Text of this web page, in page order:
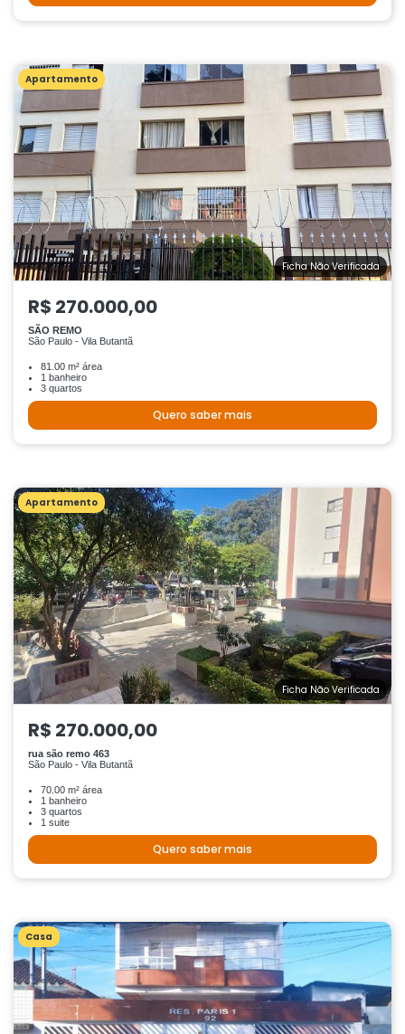
Apartamento
Ficha Não Verificada
R$ 270.000,00
SÃO REMO
São Paulo - Vila Butantã
81.00 m² área
1 banheiro
3 quartos
Quero saber mais
Apartamento
Ficha Não Verificada
R$ 270.000,00
rua são remo 463
São Paulo - Vila Butantã
70.00 m² área
1 banheiro
3 quartos
1 suite
Quero saber mais
Casa